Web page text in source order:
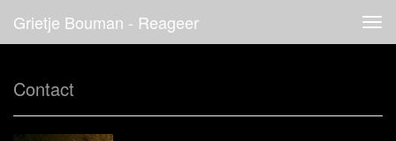
Grietje Bouman - Reageer
Contact